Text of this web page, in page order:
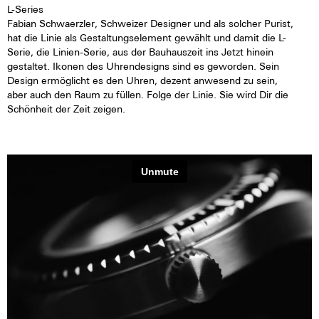
L-Series
Fabian Schwaerzler, Schweizer Designer und als solcher Purist,
hat die Linie als Gestaltungselement gewählt und damit die L-
Serie, die Linien-Serie, aus der Bauhauszeit ins Jetzt hinein
gestaltet. Ikonen des Uhrendesigns sind es geworden. Sein
Design ermöglicht es den Uhren, dezent anwesend zu sein,
aber auch den Raum zu füllen. Folge der Linie. Sie wird Dir die
Schönheit der Zeit zeigen.